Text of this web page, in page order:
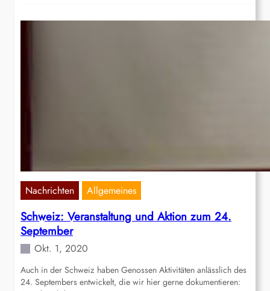
Nachrichten Allgemeines
Schweiz: Veranstaltung und Aktion zum 24.
September
Okt. 1, 2020
Auch in der Schweiz haben Genossen Aktivitäten anlässlich des
24. Septembers entwickelt, die wir hier gerne dokumentieren: